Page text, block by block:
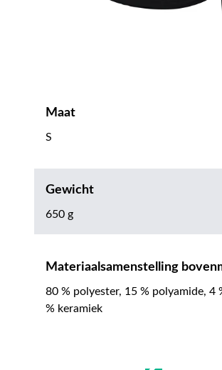
Maat
S
Gewicht
650 g
Materiaalsamenstelling
80 % polyester, 15 % polyamide, 4
% keramiek